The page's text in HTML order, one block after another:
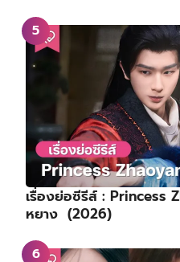
เรื่องย่อซีรีส์ : Princess
หยาง (2026)